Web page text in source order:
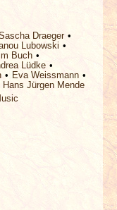
Draeger
Lubowski
Buch
Lüdke
Eva Weissmann
Hans Jürgen Mende